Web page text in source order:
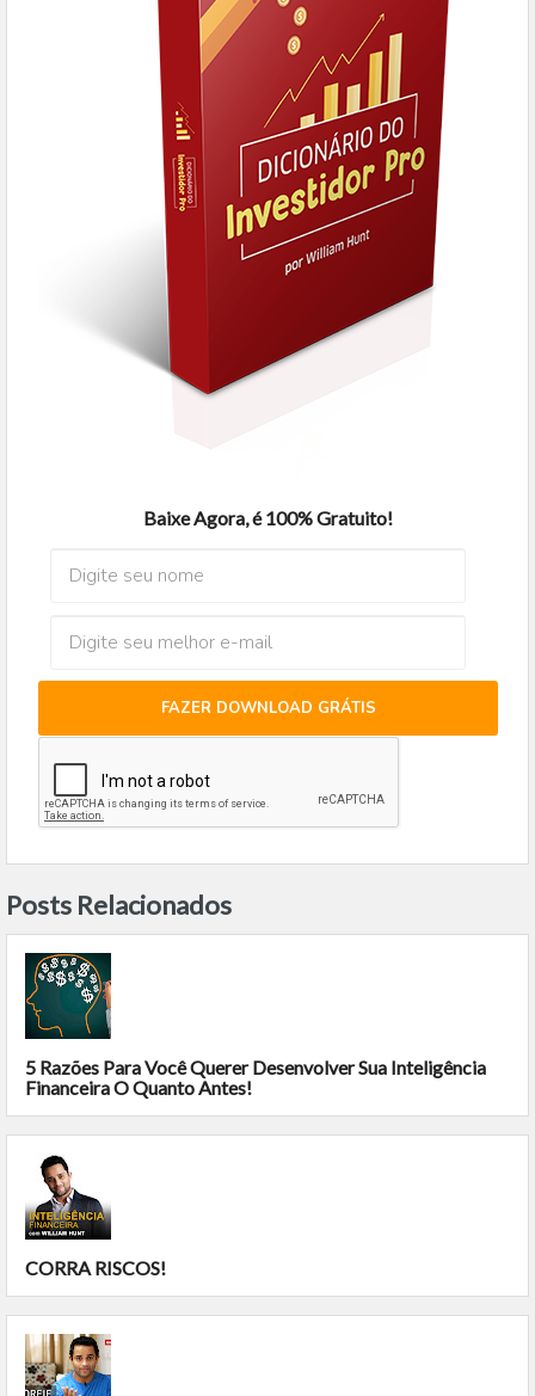
Baixe Agora, é 100% Gratuito!
FAZER DOWNLOAD GRÁTIS
Posts Relacionados
5 Razões Para Você Querer Desenvolver Sua Inteligência
Financeira O Quanto Antes!
CORRA RISCOS!